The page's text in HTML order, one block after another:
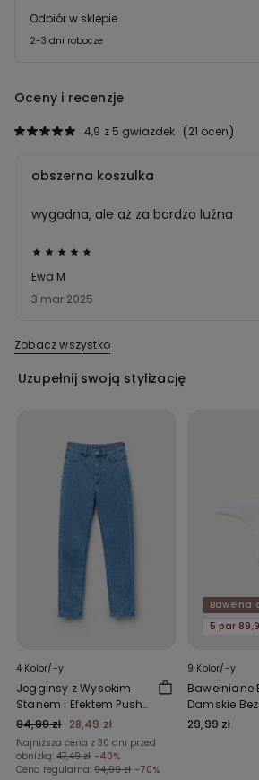
Odbiór w sklepie
2-3 dni robocze
Oceny i recenzje
21 ocen
4,9 z 5 gwiazdek
Ocena
5
z
3 mar 2025
Ewa M
obszerna koszulka
wygodna, ale aż za bardzo luźna
Zobacz wszystko
Uzupełnij swoją stylizację
4 Kolor/-y
Jegginsy z Wysokim
Stanem i Efektem Push-
Up
94,99 zł 28,49 zł
Najniższa cena z 30 dni przed
obniżką: 47,49 zł -40%
Cena regularna: 94,99 zł -70%
Bawełna
5 par
9 Kolor/-y
Damskie
29,99 zł